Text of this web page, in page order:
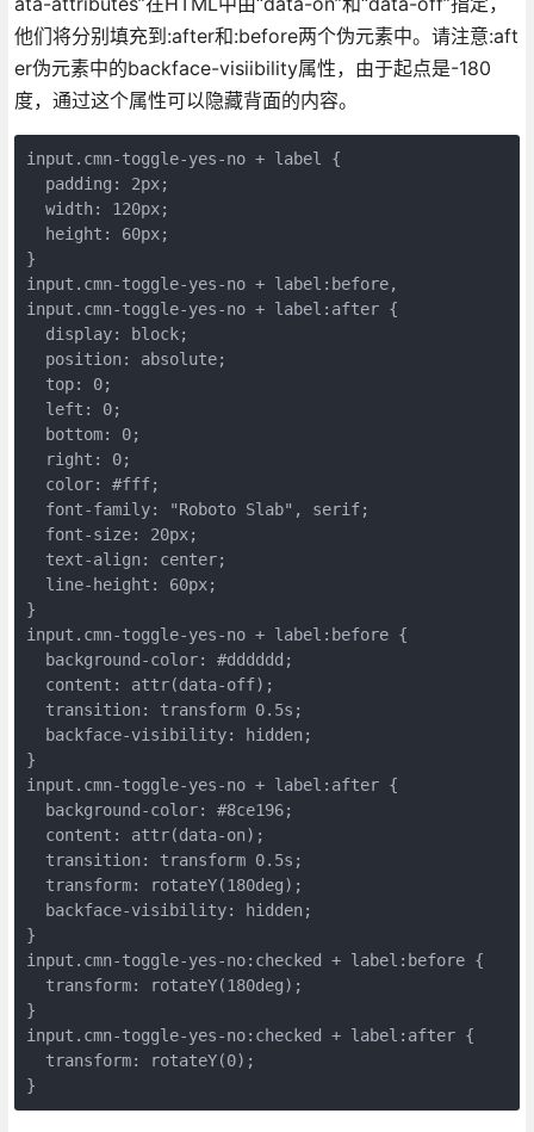
他们将分别填充到:after和:before两个伪元素中。请注意:aft
er伪元素中的backface-visiibility属性，由于起点是-180
度，通过这个属性可以隐藏背面的内容。
input.cmn-toggle-yes-no + label {
  padding: 2px;
  width: 120px;
  height: 60px;
}
input.cmn-toggle-yes-no + label:before,
input.cmn-toggle-yes-no + label:after {
  display: block;
  position: absolute;
  top: 0;
  left: 0;
  bottom: 0;
  right: 0;
  color: #fff;
  font-family: "Roboto Slab", serif;
  font-size: 20px;
  text-align: center;
  line-height: 60px;
}
input.cmn-toggle-yes-no + label:before {
  background-color: #dddddd;
  content: attr(data-off);
  transition: transform 0.5s;
  backface-visibility: hidden;
}
input.cmn-toggle-yes-no + label:after {
  background-color: #8ce196;
  content: attr(data-on);
  transition: transform 0.5s;
  transform: rotateY(180deg);
  backface-visibility: hidden;
}
input.cmn-toggle-yes-no:checked + label:before {
  transform: rotateY(180deg);
}
input.cmn-toggle-yes-no:checked + label:after {
  transform: rotateY(0);
}